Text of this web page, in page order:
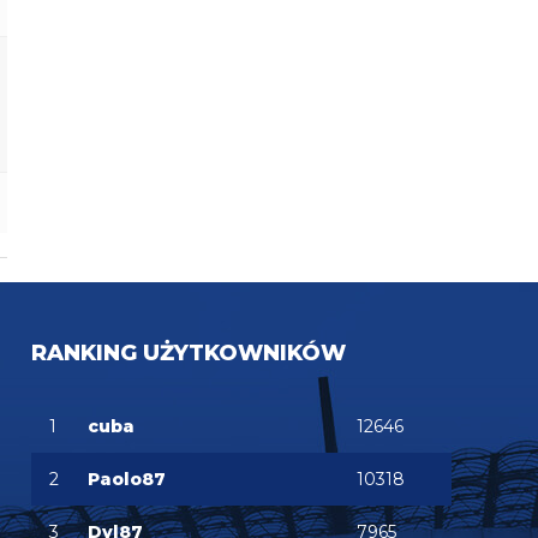
RANKING UŻYTKOWNIKÓW
1 cuba 12646
2 Paolo87 10318
3 Dyl87 7965